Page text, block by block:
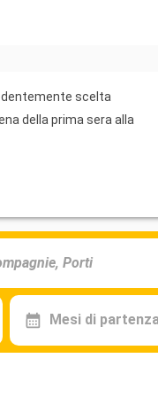
scelta
della prima sera alla
Mesi di